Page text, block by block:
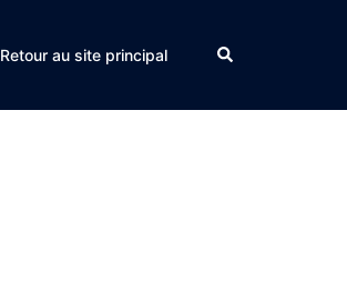
Retour au site principal Search